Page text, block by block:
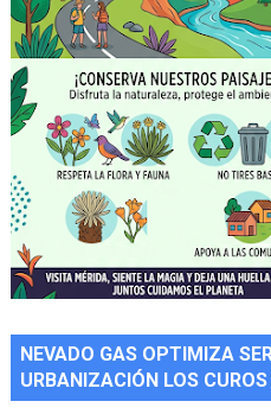
NEVADO GAS OPTIMIZA
URBANIZACIÓN LOS CUROS